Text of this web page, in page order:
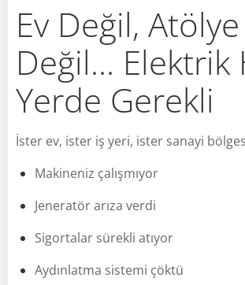
Ev Değil, Atölye
Değil… Elektrik
Yerde Gerekli
İster ev, ister iş yeri, ister sanayi
Makineniz çalışmıyor
Jeneratör arıza verdi
Sigortalar sürekli atıyor
Aydınlatma sistemi çöktü